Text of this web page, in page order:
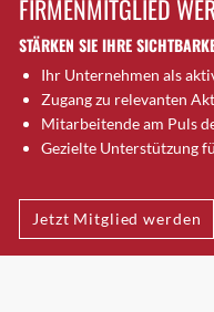
Brugg AG
Brütten
Bubendorf
Bubikon
Buchs (SG)
Bäretswil
Bülach
Cazis
FIRMENMITGLIED
STÄRKEN SIE IHRE
Ihr Unternehmen als
Zugang zu relevanten
Mitarbeitende am Puls
Gezielte Unterstützung
Jetzt Mitglied werden